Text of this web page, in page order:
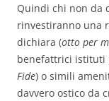
Quindi chi non da
rinvestiranno una
dichiara (otto per
benefattrici istituti
Fide) o simili
davvero ostico da